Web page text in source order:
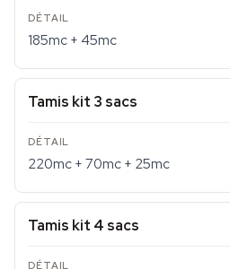
185mc + 45mc
Tamis kit 3 sacs
220mc + 70mc + 25mc
Tamis kit 4 sacs